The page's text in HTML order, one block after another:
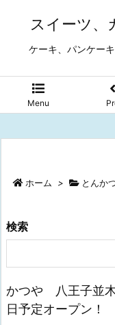
スイーツ、
ケーキ、パンケー
Menu
ホーム > とんか
検索
かつや 八王子並
日予定オープン！